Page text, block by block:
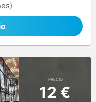
PRECIO
12 €